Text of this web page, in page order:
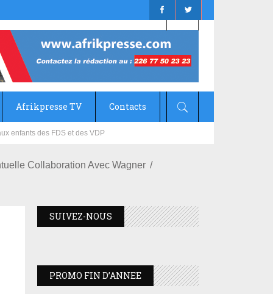
Afrikpresse TV Contacts
Collaboration Avec Wagner
SUIVEZ-NOUS
PROMO FIN D’ANNEE